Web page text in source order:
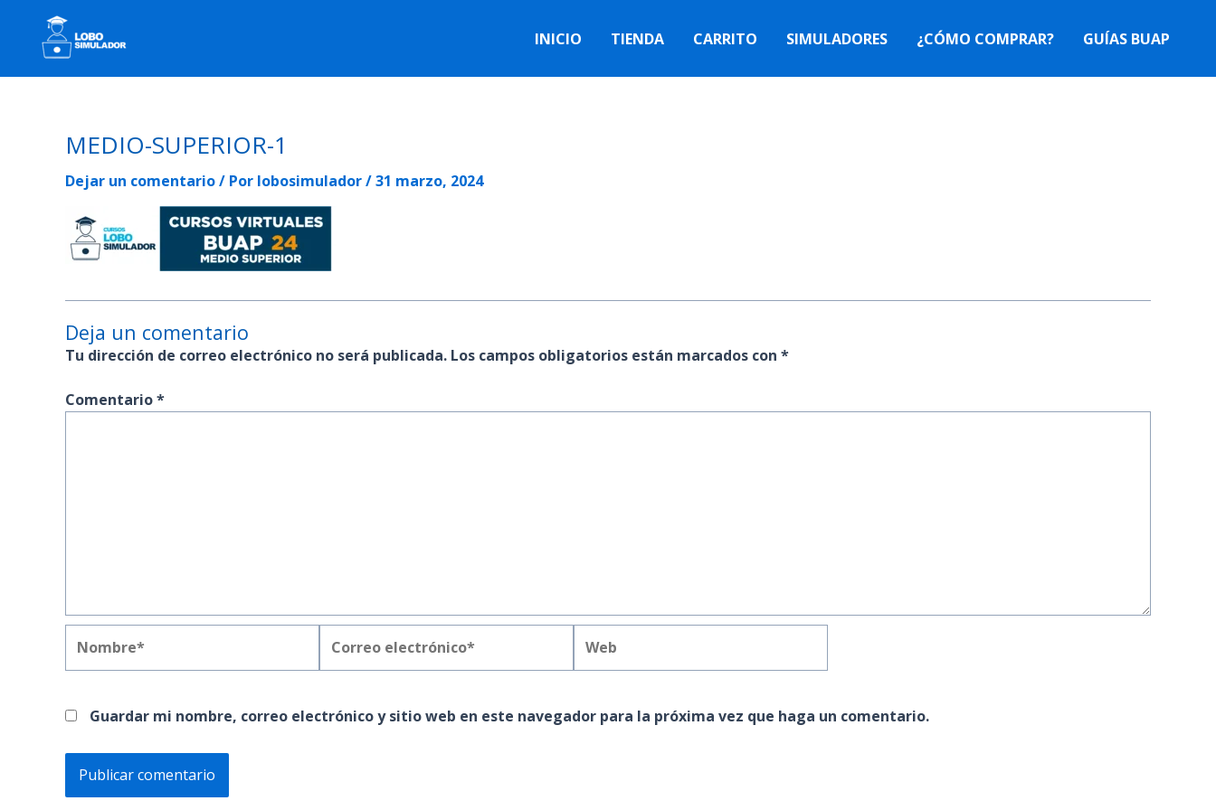
contenido
INICIO TIENDA CARRITO SIMULADORES ¿CÓMO COMPRAR? GUÍAS BUAP
MEDIO-SUPERIOR-1
Dejar un comentario/ Por lobosimulador/31 marzo, 2024
Deja un comentario
Tu dirección de correo electrónico no será publicada. Los campos obligatorios están marcados con *
Comentario*
electrónico*
Guardar mi nombre, correo electrónico y sitio web en este navegador para la próxima vez que haga un comentario.